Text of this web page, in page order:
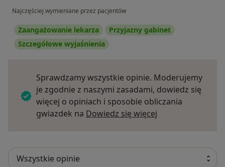
Najczęściej wymieniane przez pacjentów
Zaangażowanie lekarza
Przyjazny gabinet
Szczegółowe wyjaśnienia
Sprawdzamy wszystkie opinie. Moderujemy
je zgodnie z naszymi zasadami, dowiedz się
więcej o opiniach i sposobie obliczania
gwiazdek na Dowiedz się więcej